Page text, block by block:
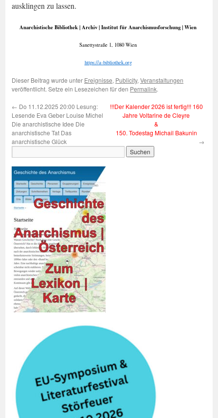
ausklingen zu lassen.
Anarchistische Bibliothek | Archiv | Institut für Anarchismusforschung | Wien
Sanettystraße 1, 1080 Wien
https://a-bibliothek.org
Dieser Beitrag wurde unter Ereignisse, Publicity, Veranstaltungen
veröffentlicht. Setze ein Lesezeichen für den Permalink.
← Do 11.12.2025 20:00 Lesung:
Lesende Eva Geber Louise Michel
Die anarchistische Idee Die
anarchistische Tat Das
anarchistische Glück
!!!Der Kalender 2026 ist fertig!!! 160
Jahre Voltarine de Cleyre
&
150. Todestag Michail Bakunin
→